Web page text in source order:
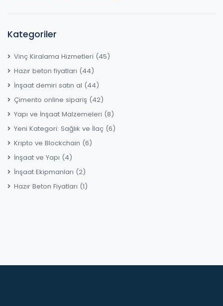
Kategoriler
Vinç Kiralama Hizmetleri (45)
Hazır beton fiyatları (44)
İnşaat demiri satın al (44)
Çimento online sipariş (42)
Yapı ve İnşaat Malzemeleri (8)
Yeni Kategori: Sağlık ve İlaç (6)
Kripto ve Blockchain (6)
İnşaat ve Yapı (4)
İnşaat Ekipmanları (2)
Hazır Beton Fiyatları (1)